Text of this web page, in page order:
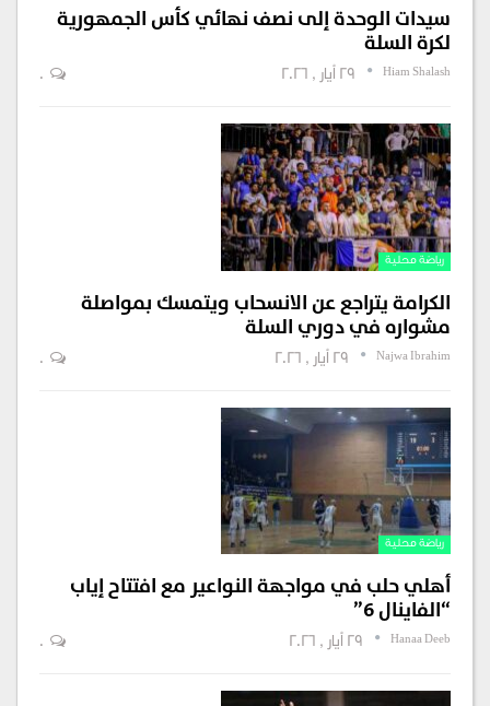
سيدات الوحدة إلى نصف نهائي كأس الجمهورية
لكرة السلة
Hiam Shalash 29 أيار , 2026 0
رياضة محلية
الكرامة يتراجع عن الانسحاب ويتمسك بمواصلة
مشواره في دوري السلة
Najwa Ibrahim 29 أيار , 2026 0
رياضة محلية
أهلي حلب في مواجهة النواعير مع افتتاح إياب
“الفاينال 6”
Hanaa Deeb 29 أيار , 2026 0